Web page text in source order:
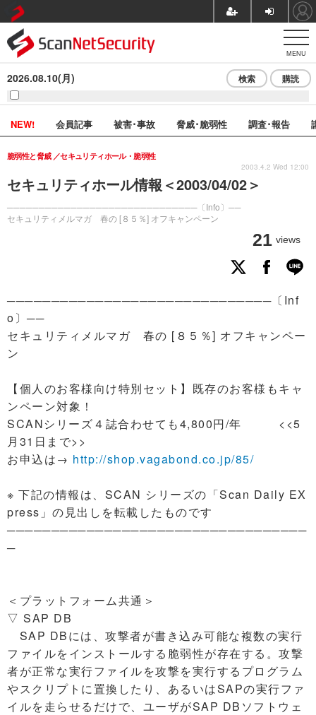
MENU
2026.08.10(月) 検索 購読
NEW! 会員記事 被害･事故 脅威･脆弱性 調査･報告
セキュリティホール情報＜2003/04/02＞
──────────────────────────────〔Info〕──
セキュリティメルマガ 春の [８５％] オフキャンペーン
脆弱性と脅威 セキュリティホール・脆弱性
21 views
2003.4.2 Wed 12:00
──────────────────────────────〔Inf
o〕──
セキュリティメルマガ 春の [８５％] オフキャンペー
ン
【個人のお客様向け特別セット】既存のお客様もキャ
ンペーン対象！
SCANシリーズ４誌合わせても4,800円/年 <<5
月31日まで>>
お申込は→ http://shop.vagabond.co.jp/85/
※ 下記の情報は、SCAN シリーズの「Scan Daily EX
press」の見出しを転載したものです
──────────────────────────────────
─
＜プラットフォーム共通＞
▽ SAP DB
SAP DBには、攻撃者が書き込み可能な複数の実行
ファイルをインストールする脆弱性が存在する。攻撃
者が正常な実行ファイルを攻撃を実行するプログラム
やスクリプトに置換したり、あるいはSAPの実行ファ
イルを走らせるだけで、ユーザがSAP DBソフトウェ